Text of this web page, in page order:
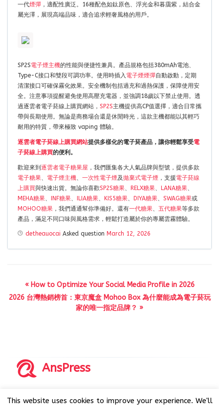
一代煙彈 ，適配性廣泛。16種配色如鈦原色、浮光金和暮靄紫，結合金
屬光澤，展現高端品味，適合追求輕奢風格的用戶。
SP2S電子煙主機的性能與便捷性兼具。產品規格包括380mAh電池、
Type-C接口和雙段可調功率。使用時插入 電子煙煙彈自動啟動，定期
清潔接口可確保霧化效果。安全機制包括過充和過熱保護，保障使用安
全。注意事項提醒避免使用高壓充電器，並強調18歲以下禁止使用。透
過逐雲者電子菸線上購買網站， SP2S主機提供高CP值選擇，適合日常攜
帶與長期使用。無論是商務場合還是休閒時光，這款主機都能以其輕巧
耐用的特質，帶來極致 vaping 體驗。
逐雲者電子菸線上購買網站提供多樣化的電子菸產品，讓你輕鬆享受電
子菸線上購買的便利。
歡迎來到逐雲者電子糖果屋 ，我們匯集各大人氣品牌與型號，提供多款
電子糖果
電子煙主機 一次性電子煙及拋棄式電子煙 ，支援電子菸線
上購買與快速出貨。無論你喜歡SP2S糖果 RELX糖果 LANA糖果
MEHA糖果
INF糖果 ILIA糖果 KIS5糖果 DIYA糖果 SWAG糖果或
MOHOO糖果 ，我們通通幫你準備好。還有一代糖果 五代糖果等多款
產品，滿足不同口味與風格需求，輕鬆打造屬於你的專屬雲霧體驗。
detheauocai Asked question March 12, 2026
« How to Optimize Your Social Media Profile in 2026
2026 台灣熱銷榜首：東京魔盒 Mohoo Box 為什麼能成為電子菸玩
家的唯一指定品牌？ »
AnsPress
AnsPress is an open source software licensed under GNU
This website uses cookies to improve your experience. We'll